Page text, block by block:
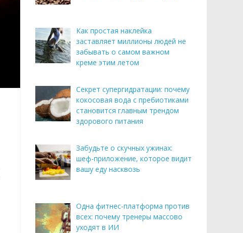
Как простая наклейка
заставляет миллионы людей не
забывать о самом важном
креме этим летом
Секрет супергидратации: почему
кокосовая вода с пребиотиками
становится главным трендом
здорового питания
Забудьте о скучных ужинах:
шеф-приложение, которое видит
вашу еду насквозь
Одна фитнес-платформа против
всех: почему тренеры массово
уходят в ИИ